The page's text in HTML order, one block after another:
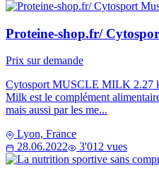
Proteine-shop.fr/
Prix sur demande
Cytosport MUSCLE MILK 2.27
Milk est le complément
mais aussi par les me...
Lyon, France
28.06.2022
3'012 vues